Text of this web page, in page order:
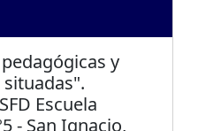
y
Escuela
- San Ignacio,